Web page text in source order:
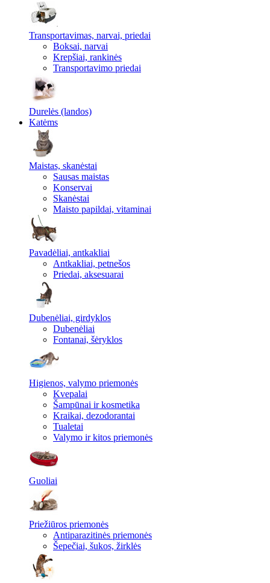
Transportavimas, narvai, priedai
Boksai, narvai
Krepšiai, rankinės
Transportavimo priedai
Durelės (landos)
Katėms
Maistas, skanėstai
Sausas maistas
Konservai
Skanėstai
Maisto papildai, vitaminai
Pavadėliai, antkakliai
Antkakliai, petnešos
Priedai, aksesuarai
Dubenėliai, girdyklos
Dubenėliai
Fontanai, šėryklos
Higienos, valymo priemonės
Kvepalai
Šampūnai ir kosmetika
Kraikai, dezodorantai
Tualetai
Valymo ir kitos priemonės
Guoliai
Priežiūros priemonės
Antiparazitinės priemonės
Šepečiai, šukos, žirklės